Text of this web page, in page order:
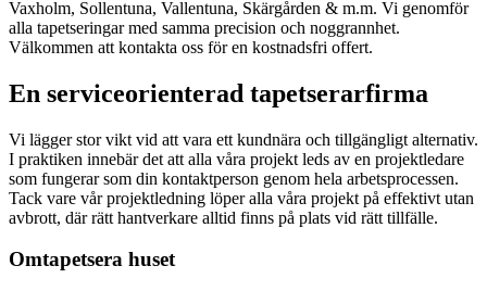
Vaxholm, Sollentuna, Vallentuna, Skärgården & m.m. Vi genomför
alla tapetseringar med samma precision och noggrannhet.
Välkommen att kontakta oss för en kostnadsfri offert.
En serviceorienterad tapetserarfirma
Vi lägger stor vikt vid att vara ett kundnära och tillgängligt alternativ.
I praktiken innebär det att alla våra projekt leds av en projektledare
som fungerar som din kontaktperson genom hela arbetsprocessen.
Tack vare vår projektledning löper alla våra projekt på effektivt utan
avbrott, där rätt hantverkare alltid finns på plats vid rätt tillfälle.
Omtapetsera huset